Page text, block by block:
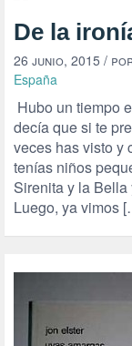
De la
26 junio, 2015 /
España
Hubo un tiempo
decía que si te
veces has visto y
tenías niños
Sirenita y la
Luego, ya vimos